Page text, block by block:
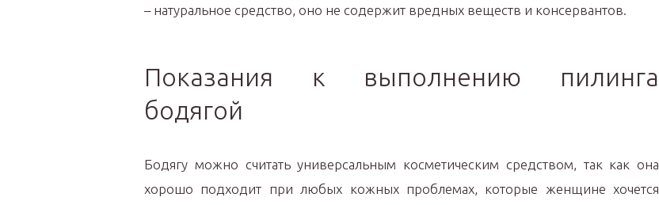
– натуральное средство, оно не содержит вредных веществ и консервантов.
Показания к выполнению пилинга
бодягой
Бодягу можно считать универсальным косметическим средством, так как она
хорошо подходит при любых кожных проблемах, которые женщине хочется